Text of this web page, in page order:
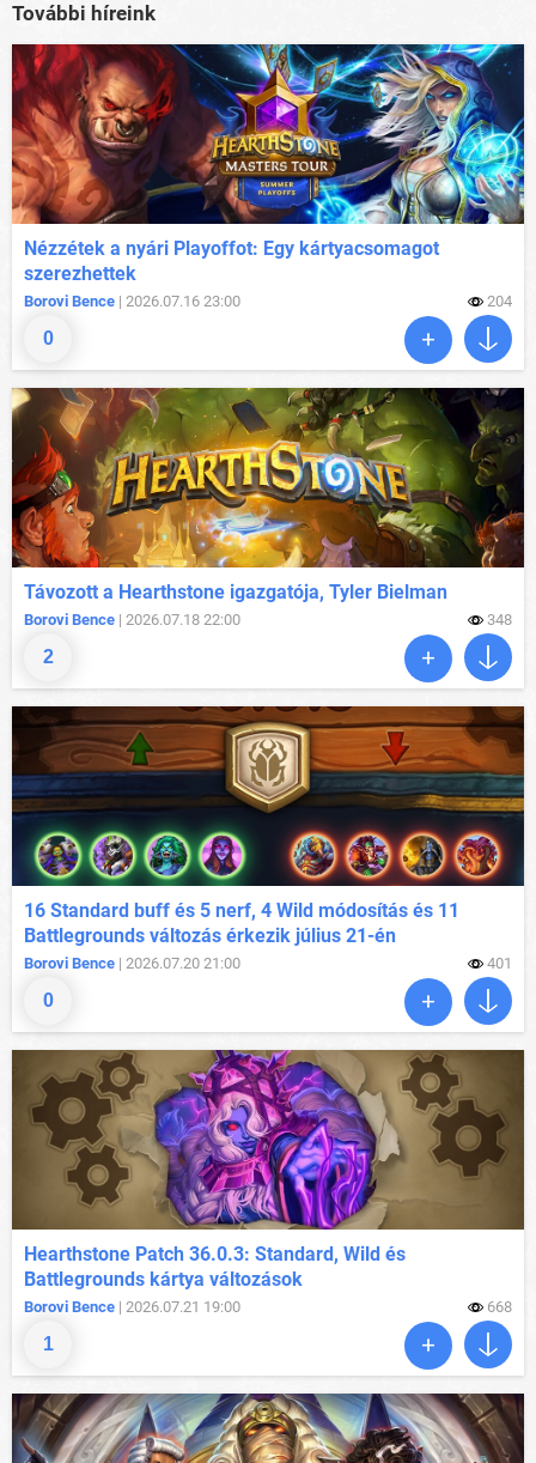
További híreink
0
Nézzétek a nyári Playoffot: Egy kártyacsomagot
szerezhettek
Borovi Bence | 2026.07.16 23:00 204
2
Távozott a Hearthstone igazgatója, Tyler Bielman
Borovi Bence | 2026.07.18 22:00 348
0
16 Standard buff és 5 nerf, 4 Wild módosítás és 11
Battlegrounds változás érkezik július 21-én
Borovi Bence | 2026.07.20 21:00 401
1
Hearthstone Patch 36.0.3: Standard, Wild és
Battlegrounds kártya változások
Borovi Bence | 2026.07.21 19:00 668